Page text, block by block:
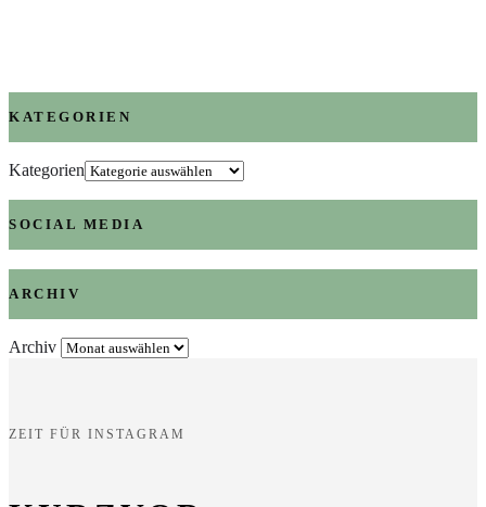
KATEGORIEN
Kategorien
SOCIAL MEDIA
ARCHIV
Archiv
ZEIT FÜR INSTAGRAM